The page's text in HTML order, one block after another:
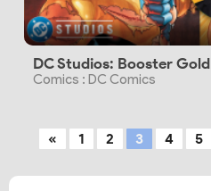
DC Studios: Booster
Comics : DC Comics
« 1 2 3 4 5